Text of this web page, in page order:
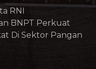
RNI
BNPT Perkuat
Di Sektor Pangan